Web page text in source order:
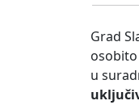
Grad
u